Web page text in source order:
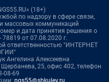
(18+)
по надзору в сфере связи,
массовых коммуникаций
и дата принятия решения о
от 07.08.2020 г.
ответственностью "ИНТЕРНЕТ
Ангелина Алексеевна
25, офис 402, телефон
08-69
ngs55@shkulev.ru